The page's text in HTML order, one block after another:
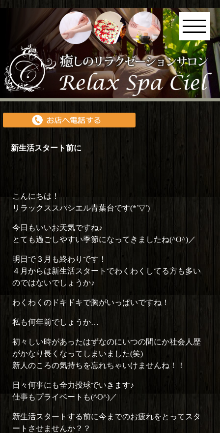
新生活スタート前に
こんにちは！
リラックススパシエル青葉台です(*’▽’)
今日もいいお天気ですね♪
とても過ごしやすい季節になってきましたね(^O^)／
明日で３月も終わりです！
４月からは新生活スタートでわくわくしてる方も多い
のではないでしょうか♪
わくわくのドキドキで胸がいっぱいですね！
私も何年前でしょうか…
初々しい時があったはずなのにいつの間にか社会人歴
がかなり長くなってしまいました(笑)
新人のころの気持ちを忘れちゃいけませんね！！
日々何事にも全力投球でいきます♪
仕事もプライベートも(^O^)／
新生活スタートする前に今までのお疲れをとってスタ
ートさせませんか？？